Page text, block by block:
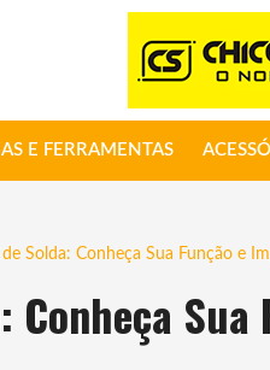
E FERRAMENTAS
Solda: Conheça Sua Função e
Sua